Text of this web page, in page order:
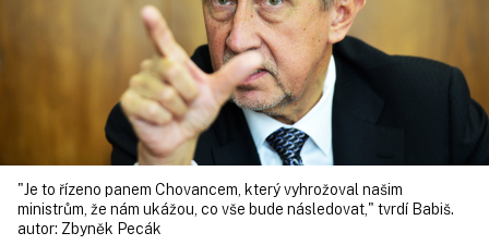
"Je to řízeno panem Chovancem, který vyhrožoval našim
ministrům, že nám ukážou, co vše bude následovat," tvrdí Babiš.
autor: Zbyněk Pecák